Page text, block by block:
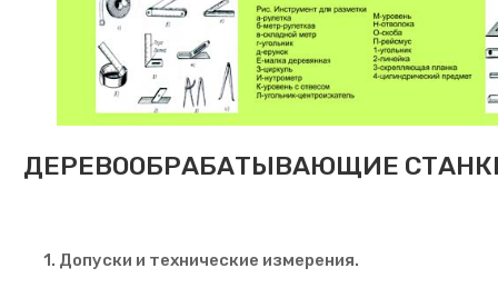
ДЕРЕВООБРАБАТЫВАЮЩИЕ
1. Допуски и технические измерения.